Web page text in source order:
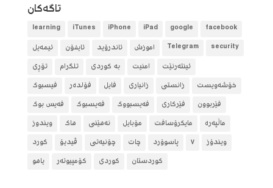
تاگه‌كان
facebook
google
iPad
iPhone
iTunes
learning
security
Telegram آموزش ئاندرۆید ئایفۆن
ئیمەیل
ئینتەرنێت
امنیت بە کوردی تلگرام
تۆڕی
خۆشەویست
زانستی زانیاری فایل فۆلده‌ر
فیسبوک
فێربوون
فێرکاری فەیسبووک فەیسبوک
فەیس بوک
ماڵپەرە
مایکرۆسافت مۆبایل نەهێنی هاک
ویندوز
ویندۆز
٧ پاسوۆرد چات چۆنیەتی ڤیدیۆ
کورد
کوردستان
کوردی کۆمپیوتەر یاهو